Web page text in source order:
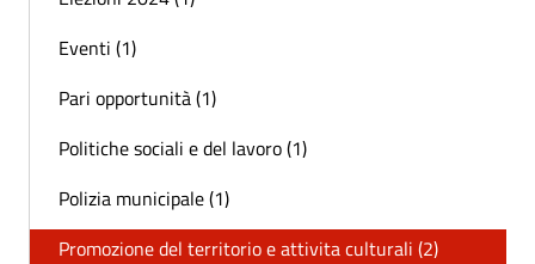
Eventi (1)
Pari opportunità (1)
Politiche sociali e del lavoro (1)
Polizia municipale (1)
Promozione del territorio e attivita culturali (2)